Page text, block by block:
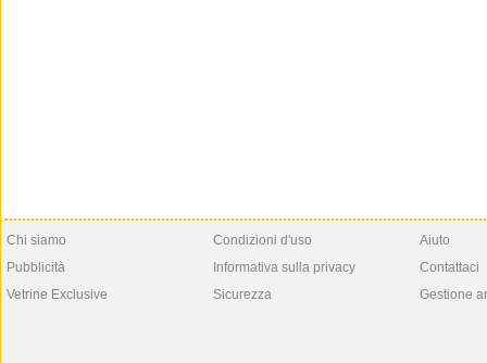
Chi siamo
Pubblicità
Vetrine Exclusive
Condizioni d'uso
Informativa sulla privacy
Sicurezza
Aiuto
Contattaci
Gestione